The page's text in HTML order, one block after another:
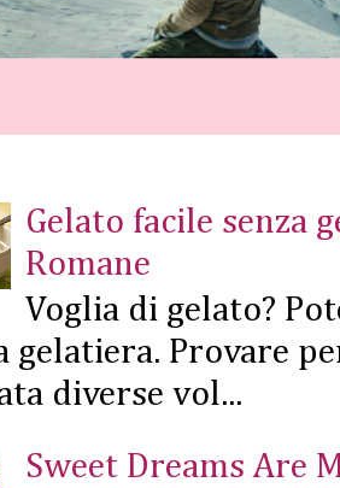
Gelato facile senza
Romane
Voglia di gelato?
gelatiera. Provare
diverse vol...
Sweet Dreams Are